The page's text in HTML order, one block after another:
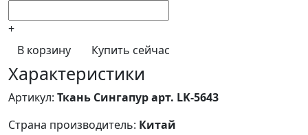
+
В корзину
Купить сейчас
Характеристики
Артикул: Ткань Сингапур арт. LK-5643
Страна производитель: Китай